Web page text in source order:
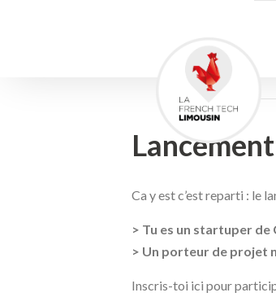
Ca y est c’est reparti : le
> Tu es un startuper de
> Un porteur de projet
Inscris-toi ici pour